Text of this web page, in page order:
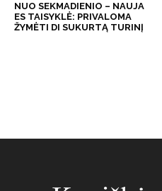
NUO SEKMADIENIO – NAUJA
ES TAISYKLĖ: PRIVALOMA
ŽYMĖTI DI SUKURTĄ TURINĮ